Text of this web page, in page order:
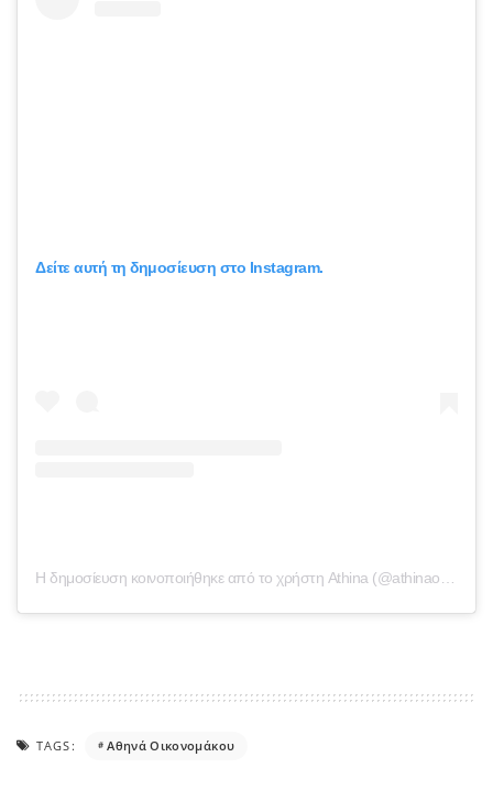
Δείτε αυτή τη δημοσίευση στο Instagram.
TAGS: Αθηνά Οικονομάκου